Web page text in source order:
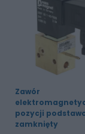
Zawór
pozycji
zamknięty